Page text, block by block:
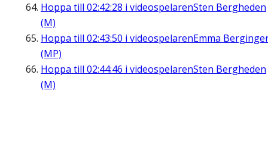
Hoppa till 02:42:28 i videospelarenSten Bergheden
(M)
Hoppa till 02:43:50 i videospelarenEmma
(MP)
Hoppa till 02:44:46 i videospelarenSten Bergheden
(M)